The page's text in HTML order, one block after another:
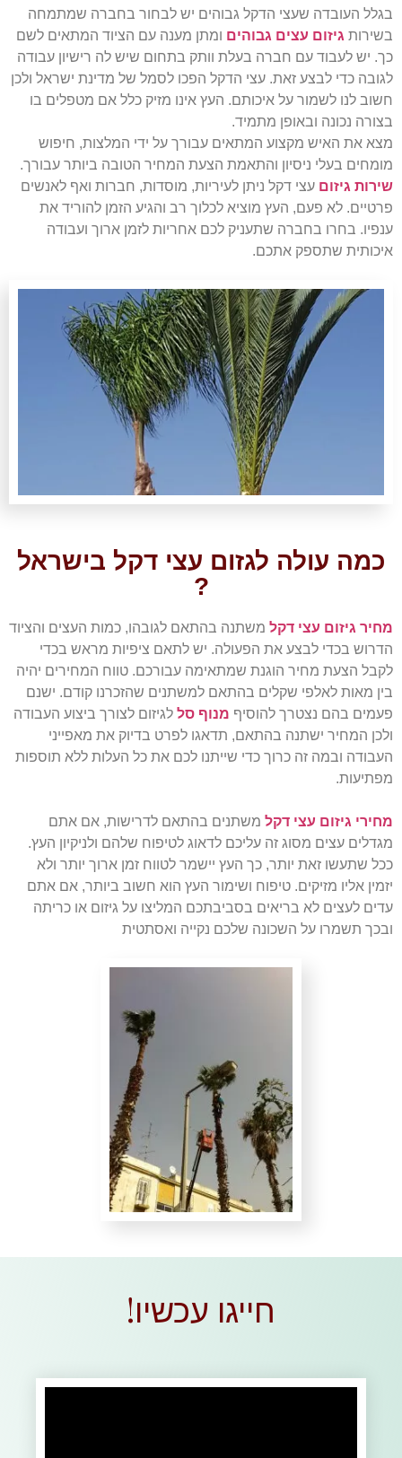
בגלל העובדה שעצי הדקל גבוהים יש לבחור בחברה שמתמחה
בשירות גיזום עצים גבוהים ומתן מענה עם הציוד המתאים לשם
כך. יש לעבוד עם חברה בעלת וותק בתחום שיש לה רישיון עבודה
לגובה כדי לבצע זאת. עצי הדקל הפכו לסמל של מדינת ישראל ולכן
חשוב לנו לשמור על איכותם. העץ אינו מזיק כלל אם מטפלים בו
בצורה נכונה ובאופן מתמיד.
מצא את האיש מקצוע המתאים עבורך על ידי המלצות, חיפוש
מומחים בעלי ניסיון והתאמת הצעת המחיר הטובה ביותר עבורך.
שירות גיזום עצי דקל ניתן לעיריות, מוסדות, חברות ואף לאנשים
פרטיים. לא פעם, העץ מוציא לכלוך רב והגיע הזמן להוריד את
ענפיו. בחרו בחברה שתעניק לכם אחריות לזמן ארוך ועבודה
איכותית שתספק אתכם.
כמה עולה לגזום עצי דקל בישראל
?
מחיר גיזום עצי דקל משתנה בהתאם לגובהו, כמות העצים והציוד
הדרוש בכדי לבצע את הפעולה. יש לתאם ציפיות מראש בכדי
לקבל הצעת מחיר הוגנת שמתאימה עבורכם. טווח המחירים יהיה
בין מאות לאלפי שקלים בהתאם למשתנים שהזכרנו קודם. ישנם
פעמים בהם נצטרך להוסיף מנוף סל לגיזום לצורך ביצוע העבודה
ולכן המחיר ישתנה בהתאם, תדאגו לפרט בדיוק את מאפייני
העבודה ובמה זה כרוך כדי שייתנו לכם את כל העלות ללא תוספות
מפתיעות.
מחירי גיזום עצי דקל משתנים בהתאם לדרישות, אם אתם
מגדלים עצים מסוג זה עליכם לדאוג לטיפוח שלהם ולניקיון העץ.
ככל שתעשו זאת יותר, כך העץ יישמר לטווח זמן ארוך יותר ולא
יזמין אליו מזיקים. טיפוח ושימור העץ הוא חשוב ביותר, אם אתם
עדים לעצים לא בריאים בסביבתכם המליצו על גיזום או כריתה
ובכך תשמרו על השכונה שלכם נקייה ואסתטית
חייגו עכשיו!